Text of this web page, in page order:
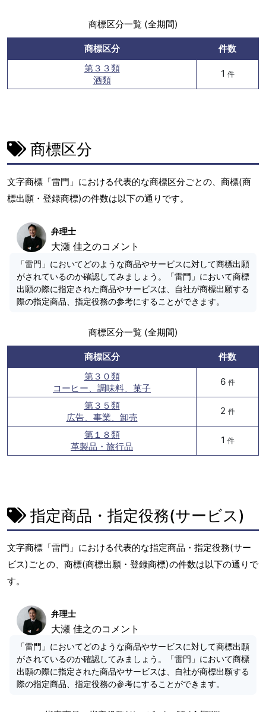
商標区分一覧 (全期間)
商標区分
件数
第３３類
酒類
1 件
商標区分
文字商標「雷門」における代表的な商標区分ごとの、商標(商
標出願・登録商標)の件数は以下の通りです。
弁理士
大瀬 佳之のコメント
「雷門」においてどのような商品やサービスに対して商標出願
がされているのか確認してみましょう。「雷門」において商標
出願の際に指定された商品やサービスは、自社が商標出願する
際の指定商品、指定役務の参考にすることができます。
商標区分一覧 (全期間)
商標区分
件数
第３０類
コーヒー、調味料、菓子
6 件
第３５類
広告、事業、卸売
2 件
第１８類
革製品・旅行品
1 件
指定商品・指定役務(サービス)
文字商標「雷門」における代表的な指定商品・指定役務(サー
ビス)ごとの、商標(商標出願・登録商標)の件数は以下の通りで
す。
弁理士
大瀬 佳之のコメント
「雷門」においてどのような商品やサービスに対して商標出願
がされているのか確認してみましょう。「雷門」において商標
出願の際に指定された商品やサービスは、自社が商標出願する
際の指定商品、指定役務の参考にすることができます。